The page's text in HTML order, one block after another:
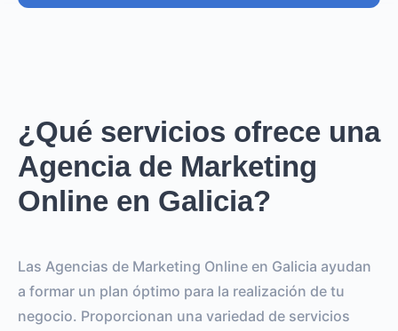
¿Qué servicios ofrece una
Agencia de Marketing
Online en Galicia?
Las Agencias de Marketing Online en Galicia ayudan
a formar un plan óptimo para la realización de tu
negocio. Proporcionan una variedad de servicios